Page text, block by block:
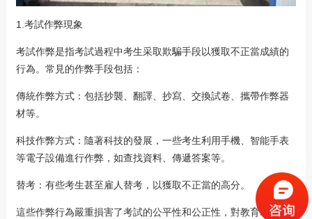
1.考試作弊現象
考試作弊是指考試過程中考生采取欺騙手段以獲取不正當成績的
行為。常見的作弊手段包括：
傳統作弊方式：包括抄襲、翻譯、抄寫、交換試卷、攜帶作弊器
材等。
科技作弊方式：隨著科技的發展，一些考生利用手機、智能手表
等電子設備進行作弊，如查找資料、傳遞答案等。
替考：有些考生甚至雇人替考，以獲取不正當的高分。
這些作弊行為嚴重損害了考試的公平性和公正性，對教育制度造